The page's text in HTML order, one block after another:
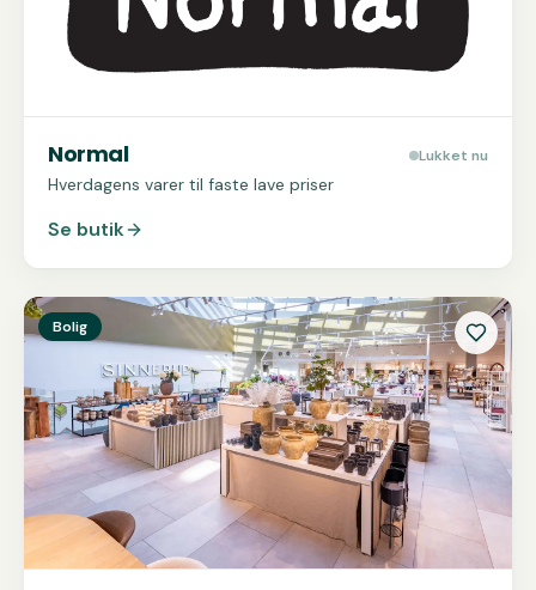
Normal Lukket nu
Hverdagens varer til faste lave priser
Se butik
SeSinnerup
Bolig